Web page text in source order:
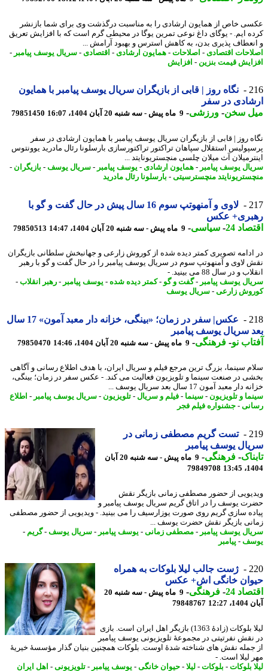
خاص از همایون ارشادی را به مناسبت درگذشت وی برای شما بازنشر
ایم. - یوگای داغ نوعی تمرین یوگا در محیطی گرم است که با افزایش تعریق
پذیری بدن، به کاهش استرس و بهبود آرامش ...
اقتصادی-اصلاحات-همایون ارشادی-اقتصادی-سریال یوسف پیامبر-
قیمت بنزین- افزایش
نگاه روز | قابی از بازیگران سریال یوسف پیامبر با همایون
در سفر
سخن-ورزشی-9 ماه پیش - سه شنبه 20 آبان 1404، 16:07 79851450
روز | قابی از بازیگران سریال یوسف پیامبر با همایون ارشادی در سفر
استقلال سپاهان تراکتور تراکتورسازی بارسلونا رئال مادرید یوونتوس
آث میلان چلسی منچستریونایتد ...
یوسف پیامبر-همایون ارشادی-یوسف پیامبر-سریال یوسف-بازیگران-
منچسترسیتی-بارسلونا رئال مادرید
لاوی و آمنهوتپ سوم 16 سال پیش در حال گفت و گو با
عکس
24
-سیاسی-9 ماه پیش - سه شنبه 20 آبان 1404، 14:47 79850513
تصویری کمتر دیده شده از کوروش زارعی و جهانبخش سلطانی بازیگران
لاوی و آمنهوتپ سوم در سریال یوسف پیامبر را در حال گفت و گو با رهبر
و در سال 88 می بینید. -
یوسف پیامبر-گفت و گو - کمتر دیده شده-یوسف پیامبر-رهبر انقلاب-
زارعی-سریال یوسف
عکس| سفر در زمان؛ «بینگی، خزانه دار معبد آمون» 17 سال
سریال یوسف پیامبر
نو- فرهنگی-9 ماه پیش - سه شنبه 20 آبان 1404، 14:46 79850470
سینما، بزرگ ترین مرجع فیلم و سریال ایران، با هدف اطلاع رسانی و آگاهی
در صنعت سینما و تلویزیون فعالیت می کند. - عکس سفر در زمان؛ بینگی،
معبد آمون 17 سال بعد سریال یوسف ...
و تلویزیون -سینما-فیلم و سریال-تلویزیون -سریال یوسف پیامبر-اطلاع
-جشنواره فیلم فجر
تست گریم مصطفی زمانی در
یوسف پیامبر
-فرهنگی-
9 ماه پیش - سه شنبه 20 آبان
79849708
از حضور مصطفی زمانی بازیگر نقش
یوسف را در اتاق گریم سریال یوسف پیامبر و
سازی گریم روی صورت یوزارسیف را می بینید. - ویدیویی از حضور مصطفی
بازیگر نقش حضرت یوسف ...
یوسف پیامبر-مصطفی زمانی-یوسف پیامبر-سریال یوسف-گریم-
-پیامبر
ژست جالب لیلا بلوکات به همراه
خانگی اش+ عکس
24
-فرهنگی-
9 ماه پیش - سه شنبه 20
79848767
لیلا بلوکات (زادهٔ 1363) بازیگر اهل ایران است. بازی
نفرتیتی در مجموعهٔ تلویزیونی یوسف پیامبر
نقش های شناخته شدهٔ اوست. بلوکات همچنین بنیان گذار مؤسسهٔ خیریهٔ
لیلا است. -
بلوکات-بلوکات-لیلا -حیوان خانگی-یوسف پیامبر-تلویزیونی-اهل ایران